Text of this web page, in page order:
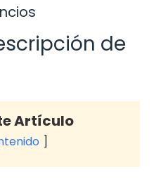
de
Artículo